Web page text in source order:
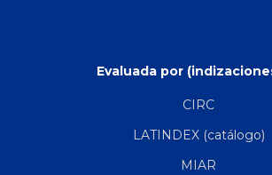
Evaluada por
CIRC
LATINDEX (catálogo)
MIAR